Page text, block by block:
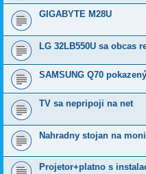
GIGABYTE M28U
LG 32LB550U sa obcas
SAMSUNG Q70
TV sa nepripoji na net
Nahradny stojan na
Projetor+platno s